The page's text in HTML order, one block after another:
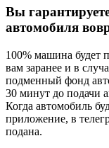
Вы
автомобиля
100% машина будет
вам заранее и в
подменный фонд
30 минут до подачи
Когда автомобиль
приложение, в
подана.